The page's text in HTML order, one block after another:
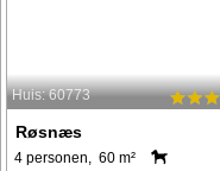
Huis: 60773
Røsnæs
4 personen, 60 m²